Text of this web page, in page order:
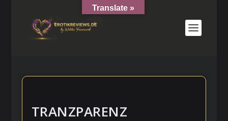
TRANZPARENZ
Translate »